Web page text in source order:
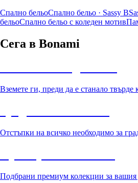
Спално бельоСпално бельо · Sassy B
бельоСпално бельо с коледен мотив
Сега в Bonami
Вземете ги, преди да е станало
Отстъпки на всичко необходимо за
Подбрани премиум колекции за